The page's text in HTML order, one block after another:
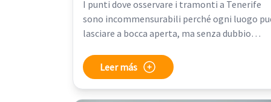
I punti dove osservare i tramonti a Tenerife
sono incommensurabili perché ogni luogo
lasciare a bocca aperta, ma senza dubbio
nel Teide con un'altitudine media di 2000
rappresenta la vetta più alta d'Europa con i
suoi 3.718 metri, dispone di 23 punti di
Leer más